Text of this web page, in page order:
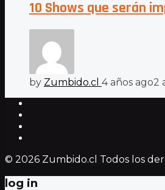
10 Shows que serán
by Zumbido.cl 4 años ago2
© 2026 Zumbido.cl Todos los
log in